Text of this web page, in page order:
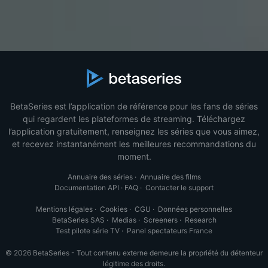
BetaSeries est l’application de référence pour les fans de séries
qui regardent les plateformes de streaming. Téléchargez
l’application gratuitement, renseignez les séries que vous aimez,
et recevez instantanément les meilleures recommandations du
moment.
Annuaire des séries· Annuaire des films
Documentation API · FAQ · Contacter le support
Mentions légales · Cookies · CGU · Données personnelles
BetaSeries SAS · Medias· Screeners· Research
Test pilote série TV · Panel spectateurs France
© 2026 BetaSeries - Tout contenu externe demeure la propriété du détenteur
légitime des droits.